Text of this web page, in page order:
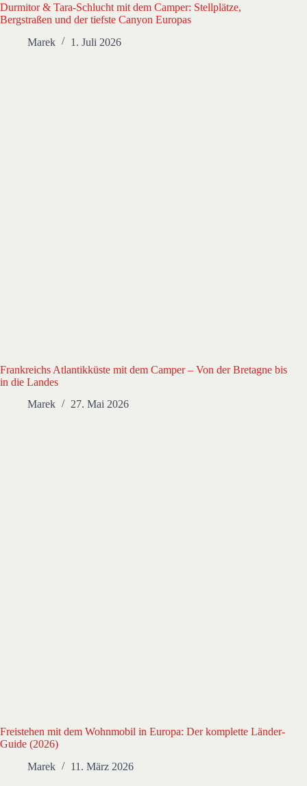
Durmitor & Tara-Schlucht mit dem Camper: Stellplätze,
Bergstraßen und der tiefste Canyon Europas
Marek
1. Juli 2026
Frankreichs Atlantikküste mit dem Camper – Von der Bretagne bis
in die Landes
Marek
27. Mai 2026
Freistehen mit dem Wohnmobil in Europa: Der komplette Länder-
Guide (2026)
Marek
11. März 2026